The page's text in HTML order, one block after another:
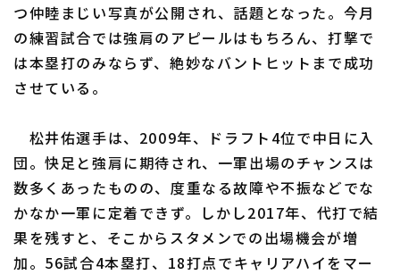
つ仲睦まじい写真が公開され、話題となった。今月
の練習試合では強肩のアピールはもちろん、打撃で
は本塁打のみならず、絶妙なバントヒットまで成功
させている。
松井佑選手は、2009年、ドラフト4位で中日に入
団。快足と強肩に期待され、一軍出場のチャンスは
数多くあったものの、度重なる故障や不振などでな
かなか一軍に定着できず。しかし2017年、代打で結
果を残すと、そこからスタメンでの出場機会が増
加。56試合4本塁打、18打点でキャリアハイをマー